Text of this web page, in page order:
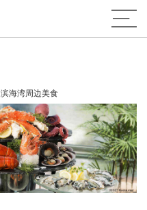
滨海湾周边美食